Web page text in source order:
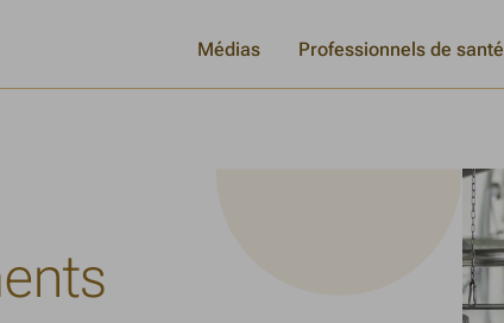
Médias Professionnels de santé